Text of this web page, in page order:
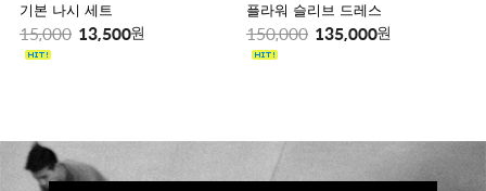
기본 나시 세트
15,000 13,500원
플라워 슬리브 드레스
150,000 135,000원